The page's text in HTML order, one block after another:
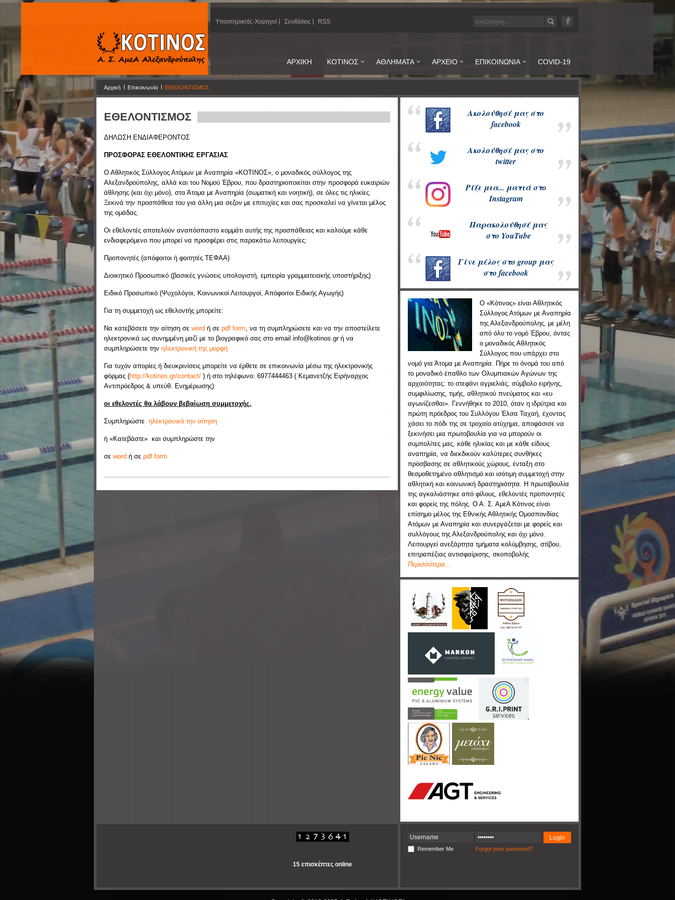
Υποστηρικτές-Χορηγοί Συνδέσεις RSS
ΑΡΧΙΚΗ ΚΟΤΙΝΟΣ ΑΘΛΗΜΑΤΑ ΑΡΧΕΙΟ ΕΠΙΚΟΙΝΩΝΙΑ COVID-19
Αρχική Επικοινωνία ΕΘΕΛΟΝΤΙΣΜΟΣ
ΕΘΕΛΟΝΤΙΣΜΟΣ
ΔΗΛΩΣΗ ΕΝΔΙΑΦΕΡΟΝΤΟΣ
ΠΡΟΣΦΟΡΑΣ ΕΘΕΛΟΝΤΙΚΗΣ ΕΡΓΑΣΙΑΣ
Ο Αθλητικός Σύλλογος Ατόμων με Αναπηρία «ΚΟΤΙΝΟΣ», ο μοναδικός σύλλογος της
Αλεξανδρούπολης, αλλά και του Νομού Έβρου, που δραστηριοποιείται στην προσφορά ευκαιριών
άθλησης (και όχι μόνο), στα Άτομα με Αναπηρία (σωματική και νοητική), σε όλες τις ηλικίες.
Ξεκινά την προσπάθεια του για άλλη μια σεζον με επιτυχίες και σας προσκαλεί να γίνεται μέλος
της ομάδας.
Οι εθελοντές αποτελούν αναπόσπαστο κομμάτι αυτής της προσπάθειας και καλούμε κάθε
ενδιαφερόμενο που μπορεί να προσφέρει στις παρακάτω λειτουργίες:
Προπονητές (απόφοιτοι ή φοιτητές ΤΕΦΑΑ)
Διοικητικό Προσωπικό (βασικές γνώσεις υπολογιστή, εμπειρία γραμματειακής υποστήριξης)
Ειδικό Προσωπικό (Ψυχολόγοι, Κοινωνικοί Λειτουργοί, Απόφοιτοι Ειδικής Αγωγής)
Για τη συμμετοχή ως εθελοντής μπορείτε:
Να κατεβάσετε την αίτηση σε word ή σε pdf form, να τη συμπληρώσετε και να την αποστείλετε
ηλεκτρονικά ως συνημμένη μαζί με το βιογραφικό σας στο email info@kotinos.gr ή να
συμπληρώσετε την ηλεκτρονική της μορφή
Για τυχόν απορίες ή διευκρινίσεις μπορείτε να έρθετε σε επικοινωνία μέσω της ηλεκτρονικής
φόρμας (http://kotinos.gr/contact/ ) ή στο τηλέφωνο: 6977444463 ( Κεμανετζής Ειρήναρχος
Αντιπρόεδρος & υπεύθ. Ενημέρωσης)
οι εθελοντές θα λάβουν βεβαίωση συμμετοχής.
Συμπληρώστε ηλεκτρονικά την αίτηση
ή «Κατεβάστε» και συμπληρώστε την
σε word ή σε pdf form
Ακολούθησέ μαςστο
facebook
Ακολούθησέ μαςστο
twitter
Ρίξε μια... ματιάστο
Instagram
Παρακολούθησέ μας
στο YouTube
Γίνε μέλος στο group μας
στο facebook
Ο «Κότινος» είναι Αθλητικός
Σύλλογος Ατόμων με Αναπηρία
της Αλεξανδρούπολης, με μέλη
από όλο το νομό Έβρου, όντας
ο μοναδικός Αθλητικός
Σύλλογος που υπάρχει στο
νομό για Άτομα με Αναπηρία. Πήρε το όνομά του από
το μοναδικό έπαθλο των Ολυμπιακών Αγώνων της
αρχαιότητας: το στεφάνι αγριελιάς, σύμβολο ειρήνης,
συμφιλίωσης, τιμής, αθλητικού πνεύματος και «ευ
αγωνίζεσθαι». Γεννήθηκε το 2010, όταν η ιδρύτρια και
πρώτη πρόεδρος του Συλλόγου Έλσα Ταχαή, έχοντας
χάσει το πόδι της σε τροχαίο ατύχημα, αποφάσισε να
ξεκινήσει μια πρωτοβουλία για να μπορούν οι
συμπολίτες μας, κάθε ηλικίας και με κάθε είδους
αναπηρία, να διεκδικούν καλύτερες συνθήκες
πρόσβασης σε αθλητικούς χώρους, ένταξη στο
θεσμοθετημένο αθλητισμό και ισότιμη συμμετοχή στην
αθλητική και κοινωνική δραστηριότητα. Η πρωτοβουλία
της αγκαλιάστηκε από φίλους, εθελοντές προπονητές
και φορείς της πόλης. Ο Α. Σ. ΑμεΑ Κότινος είναι
επίσημο μέλος της Εθνικής Αθλητικής Ομοσπονδίας
Ατόμων με Αναπηρία και συνεργάζεται με φορείς και
συλλόγους της Αλεξανδρούπολης και όχι μόνο.
Λειτουργεί ανεξάρτητα τμήματα κολύμβησης, στίβου,
επιτραπέζιας αντισφαίρισης, σκοποβολής
Περισσότερα...
15 επισκέπτες online
Remember Me Forgot your password?